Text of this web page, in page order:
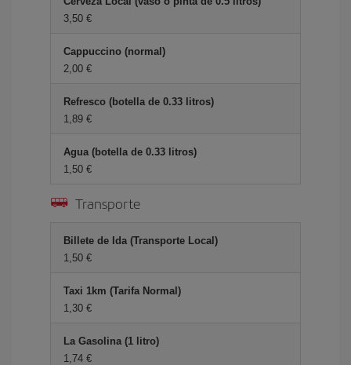
3,50 €
Cappuccino (normal)
2,00 €
Refresco (botella de 0.33 litros)
1,89 €
Agua (botella de 0.33 litros)
1,50 €
Transporte
Billete de Ida (Transporte Local)
1,50 €
Taxi 1km (Tarifa Normal)
1,30 €
La Gasolina (1 litro)
1,74 €